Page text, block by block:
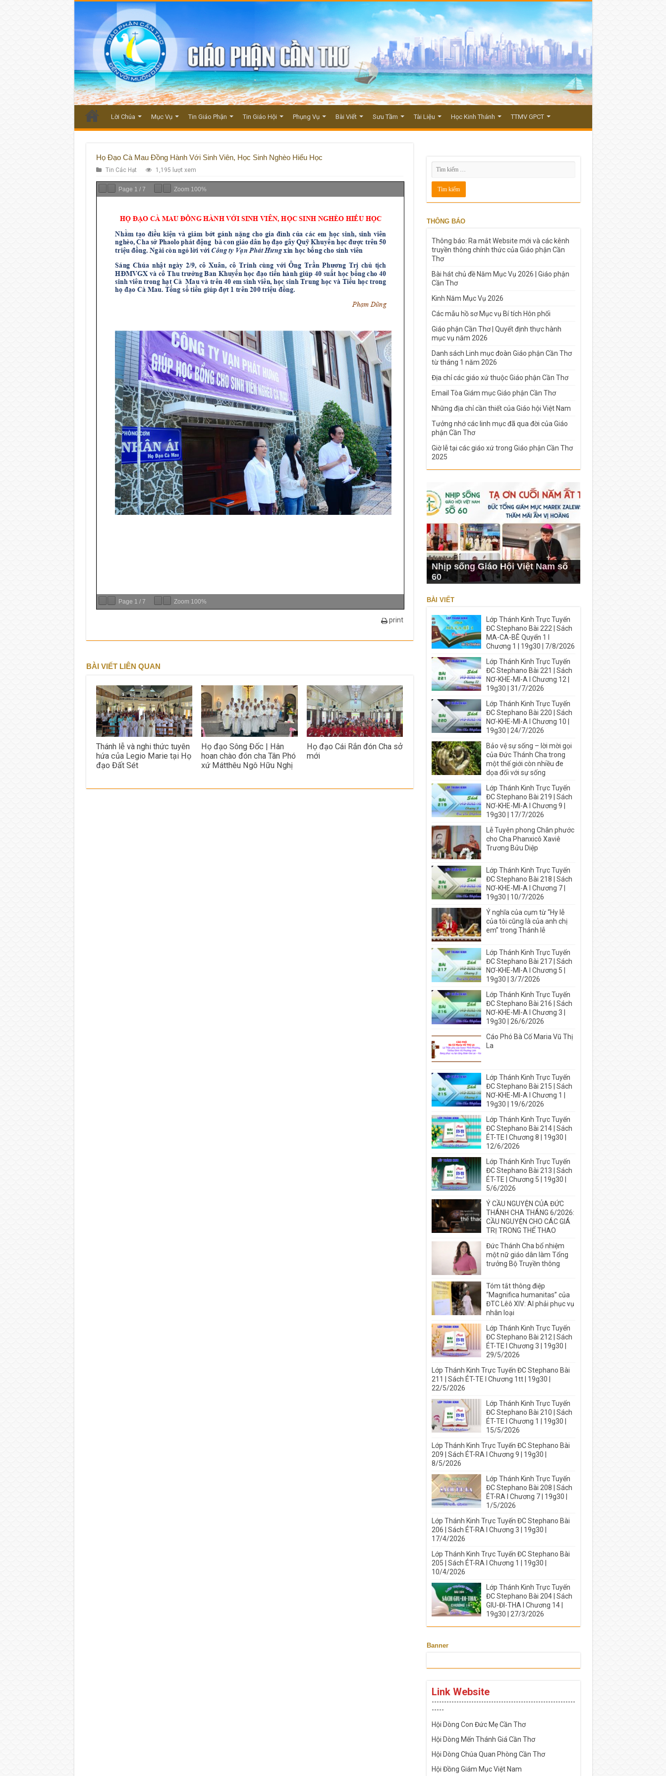
Lời Chúa Mục Vụ Tin Giáo Phận Tin Giáo Hội Phụng Vụ Bài Viết Sưu Tầm Tài Liệu Học Kinh Thánh TTMV GPCT
Họ Đạo Cà Mau Đồng Hành Với Sinh Viên, Học Sinh Nghèo Hiếu Học
Tin Các Hạt 1,195 lượt xem
Page 1 / 7 Zoom 100%
Page 1 / 7 Zoom 100%
print
BÀI VIẾT LIÊN QUAN
Thánh lễ và nghi thức tuyên
hứa của Legio Marie tại Họ
đạo Đất Sét
Họ đạo Sông Đốc | Hân
hoan chào đón cha Tân Phó
xứ Mátthêu Ngô Hữu Nghị
Họ đạo Cái Rắn đón Cha sở
mới
THÔNG BÁO
Thông báo: Ra mắt Website mới và các kênh
truyền thông chính thức của Giáo phận Cần
Thơ
Bài hát chủ đề Năm Mục Vụ 2026 | Giáo phận
Cần Thơ
Kinh Năm Mục Vụ 2026
Các mẫu hồ sơ Mục vụ Bí tích Hôn phối
Giáo phận Cần Thơ | Quyết định thực hành
mục vụ năm 2026
Danh sách Linh mục đoàn Giáo phận Cần Thơ
từ tháng 1 năm 2026
Địa chỉ các giáo xứ thuộc Giáo phận Cần Thơ
Email Tòa Giám mục Giáo phận Cần Thơ
Những địa chỉ cần thiết của Giáo hội Việt Nam
Tưởng nhớ các linh mục đã qua đời của Giáo
phận Cần Thơ
Giờ lễ tại các giáo xứ trong Giáo phận Cần Thơ
2025
Nhịp sống Giáo Hội Việt Nam số
60
BÀI VIẾT
Lớp Thánh Kinh Trực Tuyến
ĐC Stephano Bài 222 | Sách
MA-CA-BÊ Quyển 1 I
Chương 1 | 19g30 | 7/8/2026
Lớp Thánh Kinh Trực Tuyến
ĐC Stephano Bài 221 | Sách
NƠ-KHE-MI-A I Chương 12 |
19g30 | 31/7/2026
Lớp Thánh Kinh Trực Tuyến
ĐC Stephano Bài 220 | Sách
NƠ-KHE-MI-A I Chương 10 |
19g30 | 24/7/2026
Bảo vệ sự sống – lời mời gọi
của Đức Thánh Cha trong
một thế giới còn nhiều đe
dọa đối với sự sống
Lớp Thánh Kinh Trực Tuyến
ĐC Stephano Bài 219 | Sách
NƠ-KHE-MI-A I Chương 9 |
19g30 | 17/7/2026
Lễ Tuyên phong Chân phước
cho Cha Phanxicô Xaviê
Trương Bửu Diệp
Lớp Thánh Kinh Trực Tuyến
ĐC Stephano Bài 218 | Sách
NƠ-KHE-MI-A I Chương 7 |
19g30 | 10/7/2026
Ý nghĩa của cụm từ “Hy lễ
của tôi cũng là của anh chị
em” trong Thánh lễ
Lớp Thánh Kinh Trực Tuyến
ĐC Stephano Bài 217 | Sách
NƠ-KHE-MI-A I Chương 5 |
19g30 | 3/7/2026
Lớp Thánh Kinh Trực Tuyến
ĐC Stephano Bài 216 | Sách
NƠ-KHE-MI-A I Chương 3 |
19g30 | 26/6/2026
Cáo Phó Bà Cố Maria Vũ Thị
La
Lớp Thánh Kinh Trực Tuyến
ĐC Stephano Bài 215 | Sách
NƠ-KHE-MI-A I Chương 1 |
19g30 | 19/6/2026
Lớp Thánh Kinh Trực Tuyến
ĐC Stephano Bài 214 | Sách
ÉT-TE I Chương 8 | 19g30 |
12/6/2026
Lớp Thánh Kinh Trực Tuyến
ĐC Stephano Bài 213 | Sách
ÉT-TE | Chương 5 | 19g30 |
5/6/2026
Ý CẦU NGUYỆN CỦA ĐỨC
THÁNH CHA THÁNG 6/2026:
CẦU NGUYỆN CHO CÁC GIÁ
TRỊ TRONG THỂ THAO
Đức Thánh Cha bổ nhiệm
một nữ giáo dân làm Tổng
trưởng Bộ Truyền thông
Tóm tắt thông điệp
“Magnifica humanitas” của
ĐTC Lêô XIV: AI phải phục vụ
nhân loại
Lớp Thánh Kinh Trực Tuyến
ĐC Stephano Bài 212 | Sách
ÉT-TE I Chương 3 | 19g30 |
29/5/2026
Lớp Thánh Kinh Trực Tuyến ĐC Stephano Bài
211 | Sách ÉT-TE I Chương 1tt | 19g30 |
22/5/2026
Lớp Thánh Kinh Trực Tuyến
ĐC Stephano Bài 210 | Sách
ÉT-TE I Chương 1 | 19g30 |
15/5/2026
Lớp Thánh Kinh Trực Tuyến ĐC Stephano Bài
209 | Sách ÉT-RA I Chương 9 | 19g30 |
8/5/2026
Lớp Thánh Kinh Trực Tuyến
ĐC Stephano Bài 208 | Sách
ÉT-RA I Chương 7 | 19g30 |
1/5/2026
Lớp Thánh Kinh Trực Tuyến ĐC Stephano Bài
206 | Sách ÉT-RA I Chương 3 | 19g30 |
17/4/2026
Lớp Thánh Kinh Trực Tuyến ĐC Stephano Bài
205 | Sách ÉT-RA I Chương 1 | 19g30 |
10/4/2026
Lớp Thánh Kinh Trực Tuyến
ĐC Stephano Bài 204 | Sách
GIU-ĐI-THA I Chương 14 |
19g30 | 27/3/2026
Banner
Link Website
----------------------------------------------------------
-----
Hội Dòng Con Đức Mẹ Cần Thơ
Hội Dòng Mến Thánh Giá Cần Thơ
Hội Dòng Chúa Quan Phòng Cần Thơ
Hội Đồng Giám Mục Việt Nam